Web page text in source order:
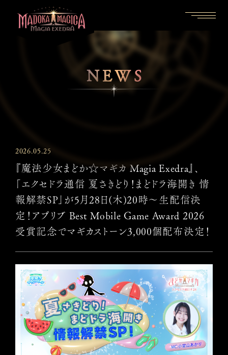
NEWS
2026.05.25
『魔法少女まどか☆マギカ Magia Exedra』、
「エクセドラ通信 夏さきどり！まどドラ海開き 情
報解禁SP」が5月28日(木)20時〜生配信決
定！アプリブ Best Mobile Game Award 2026
受賞記念でマギカストーン3,000個配布決定！